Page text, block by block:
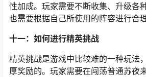
性加成。玩家需要不断收集、升级各
也需要根据自己所使用的阵容进行合
十一：如何进行精英挑战
精英挑战是游戏中比较难的一种玩法
厚奖励的。玩家需要在闯荡普通苏夜